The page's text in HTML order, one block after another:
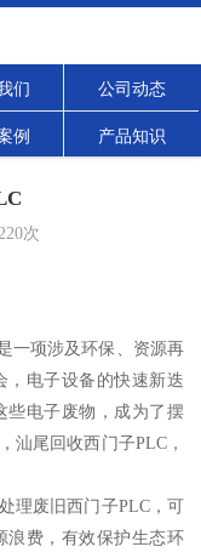
们 公司动态
例 产品知识
次
一项涉及环保、资源再
，电子设备的快速新迭
些电子废物，成为了摆
汕尾回收西门子PLC，
理废旧西门子PLC，可
浪费，有效保护生态环